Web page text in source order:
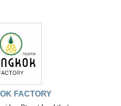
FACTORY